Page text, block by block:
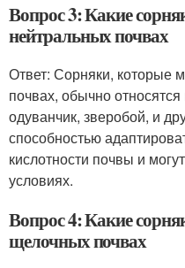
Вопрос 3: Какие
нейтральных почвах
Ответ: Сорняки, которые
почвах, обычно
одуванчик, зверобой, и
способностью
кислотности почвы и
условиях.
Вопрос 4: Какие
щелочных почвах